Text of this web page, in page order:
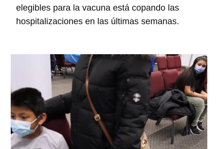
elegibles para la vacuna está copando las
hospitalizaciones en las últimas semanas.